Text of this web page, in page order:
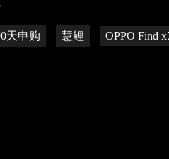
天申购 慧鲤 OPPO Find